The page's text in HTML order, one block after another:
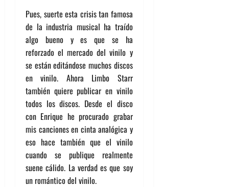
Pues, suerte esta crisis tan famosa
de la industria musical ha traído
algo bueno y es que se ha
reforzado el mercado del vinilo y
se están editándose muchos discos
en vinilo. Ahora Limbo Starr
también quiere publicar en vinilo
todos los discos. Desde el disco
con Enrique he procurado grabar
mis canciones en cinta analógica y
eso hace también que el vinilo
cuando se publique realmente
suene cálido. La verdad es que soy
un romántico del vinilo.